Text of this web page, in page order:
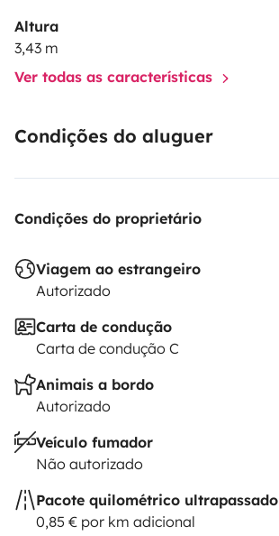
Altura
3,43 m
Ver todas as características
Condições do aluguer
Condições do proprietário
Viagem ao estrangeiro
Autorizado
Carta de condução
Carta de condução C
Animais a bordo
Autorizado
Veículo fumador
Não autorizado
Pacote quilométrico ultrapassado
0,85 € por km adicional